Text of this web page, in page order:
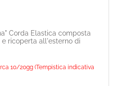
Corda Elastica composta
ricoperta all'esterno di
10/20gg (Tempistica indicativa